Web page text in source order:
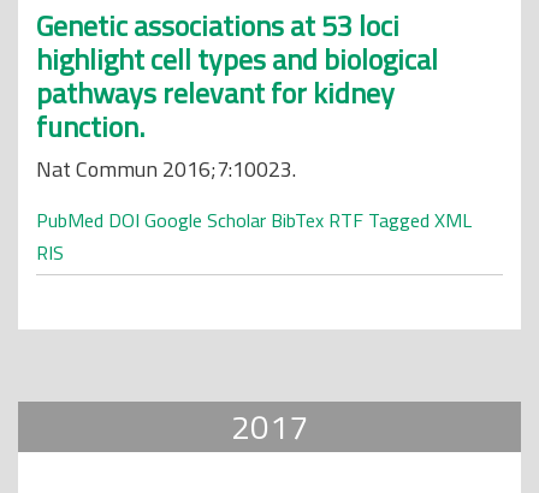
Genetic associations at 53 loci
highlight cell types and biological
pathways relevant for kidney
function.
Nat Commun 2016;7:10023.
PubMed DOI Google Scholar BibTex RTF Tagged XML
RIS
2017